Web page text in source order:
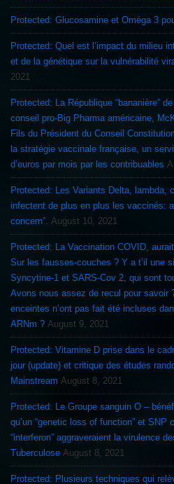
Protected: Glucosamine et Oméga 3
Protected: Quel est l’impact du milieu
et de la génétique sur la vulnérabilité
2021
Protected: La République “bananière”
conseil pro-Big Pharma américaine,
Fils du Président du Conseil
la stratégie vaccinale française, un
d’euros par mois par les contribuables
Protected: Les Variants Delta, lambda,
infectent de plus en plus les vaccinés:
concern”. August 10, 2021
Protected: La Vaccination COVID,
Sur les fausses-couches ? Y a t’il une
Syncytine-1 et SARS-Cov 2, qui sont
Avons nous assez de recul pour savoir
enceintes n’ont pas fait été incluses
ARNm ? August 9, 2021
Protected: Vitamine D prise dans le
jour (update) et critique des études
Mainstream August 8, 2021
Protected: Le Groupe sanguin O –
qu’un “genetic loss of function” et SNP
“interferon” aggraveraient la virulence
Tuberculose August 8, 2021
Protected: Plusieurs techniques qui